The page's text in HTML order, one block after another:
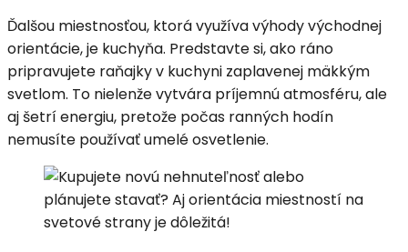
Ďalšou miestnosťou, ktorá využíva výhody východnej
orientácie, je kuchyňa. Predstavte si, ako ráno
pripravujete raňajky v kuchyni zaplavenej mäkkým
svetlom. To nielenže vytvára príjemnú atmosféru, ale
aj šetrí energiu, pretože počas ranných hodín
nemusíte používať umelé osvetlenie.